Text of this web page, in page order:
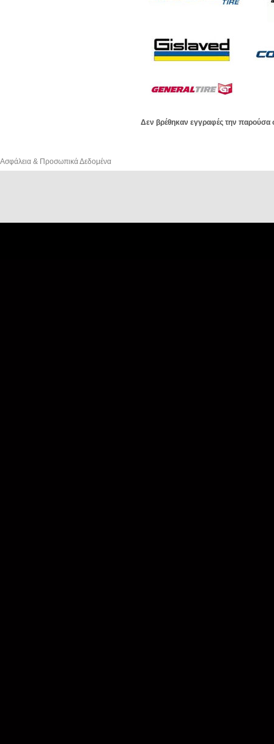
Δεν βρέθηκαν εγγραφές την παρούσα
Ασφάλεια & Προσωπικά Δεδομένα